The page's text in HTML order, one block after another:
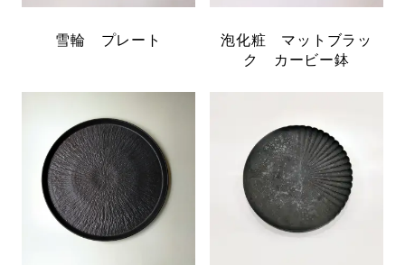
雪輪 プレート
泡化粧 マットブラッ
ク カービー鉢